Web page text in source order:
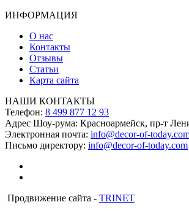
ИНФОРМАЦИЯ
О нас
Контакты
Отзывы
Статьи
Карта сайта
НАШИ КОНТАКТЫ
Телефон: 8 499 877 12 93
Адрес Шоу-рума: Красноармейск, пр-т
Электронная почта: info@decor-of-
Письмо директору: info@decor-of-today.com
Продвижение сайта - TRINET